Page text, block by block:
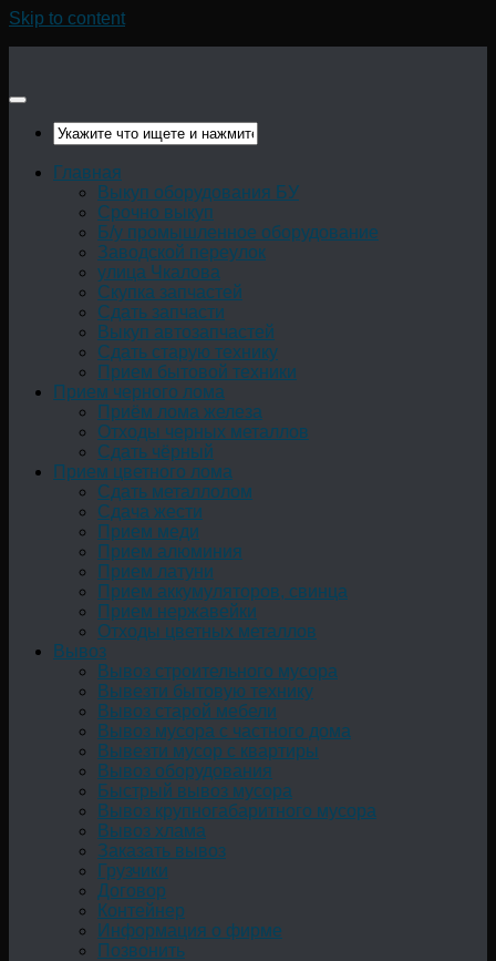
Skip to content
Главная
Выкуп оборудования БУ
Срочно выкуп
Б/у промышленное оборудование
Заводской переулок
улица Чкалова
Скупка запчастей
Сдать запчасти
Выкуп автозапчастей
Сдать старую технику
Прием бытовой техники
Прием черного лома
Приём лома железа
Отходы черных металлов
Сдать чёрный
Прием цветного лома
Сдать металлолом
Сдача жести
Прием меди
Прием алюминия
Прием латуни
Прием аккумуляторов, свинца
Прием нержавейки
Отходы цветных металлов
Вывоз
Вывоз строительного мусора
Вывезти бытовую технику
Вывоз старой мебели
Вывоз мусора с частного дома
Вывезти мусор с квартиры
Вывоз оборудования
Быстрый вывоз мусора
Вывоз крупногабаритного мусора
Вывоз хлама
Заказать вывоз
Грузчики
Договор
Контейнер
Информация о фирме
Позвонить